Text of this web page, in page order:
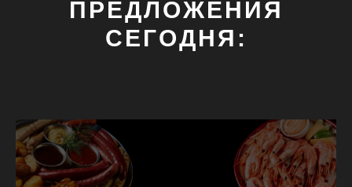
ПРЕДЛОЖЕНИЯ
СЕГОДНЯ: